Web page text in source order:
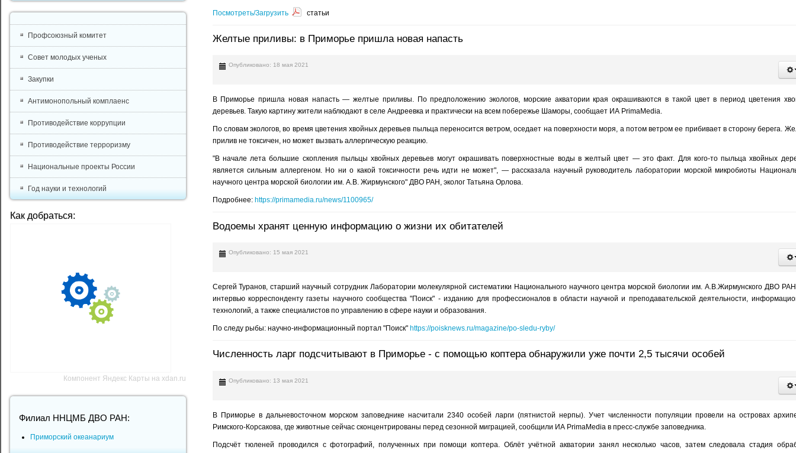
Посмотреть/Загрузить статьи
Желтые приливы: в Приморье пришла новая напасть
Опубликовано: 18 мая 2021
В Приморье пришла новая напасть — желтые приливы. По предположению экологов, морские акватории края окрашиваются в такой цвет в период цветения
деревьев. Такую картину жители наблюдают в селе Андреевка и практически на всем побережье Шаморы, сообщает ИА PrimaMedia.
По словам экологов, во время цветения хвойных деревьев пыльца переносится ветром, оседает на поверхности моря, а потом ветром ее прибивает в сторону берега.
прилив не токсичен, но может вызвать аллергическую реакцию.
"В начале лета большие скопления пыльцы хвойных деревьев могут окрашивать поверхностные воды в желтый цвет — это факт. Для кого-то пыльца хвойных
является сильным аллергеном. Но ни о какой токсичности речь идти не может", — рассказала научный руководитель лаборатории морской микробиоты
научного центра морской биологии им. А.В. Жирмунского" ДВО РАН, эколог Татьяна Орлова.
Подробнее: https://primamedia.ru/news/1100965/
Водоемы хранят ценную информацию о жизни их обитателей
Опубликовано: 15 мая 2021
Сергей Туранов, старший научный сотрудник Лаборатории молекулярной систематики Национального научного центра морской биологии им. А.В.Жирмунского ДВО
интервью корреспонденту газеты научного сообщества "Поиск" - изданию для профессионалов в области научной и преподавательской деятельности,
технологий, а также специалистов по управлению в сфере науки и образования.
По следу рыбы: научно-информационный портал "Поиск" https://poisknews.ru/magazine/po-sledu-ryby/
Численность ларг подсчитывают в Приморье - с помощью коптера обнаружили уже почти 2,5 тысячи особей
Опубликовано: 13 мая 2021
В Приморье в дальневосточном морском заповеднике насчитали 2340 особей ларги (пятнистой нерпы). Учет численности популяции провели на островах
Римского-Корсакова, где животные сейчас сконцентрированы перед сезонной миграцией, сообщили ИА PrimaMedia в пресс-службе заповедника.
Подсчёт тюленей проводился с фотографий, полученных при помощи коптера. Облёт учётной акватории занял несколько часов, затем следовала стадия
Профсоюзный комитет
Совет молодых ученых
Закупки
Антимонопольный комплаенс
Противодействие коррупции
Противодействие терроризму
Национальные проекты России
Год науки и технологий
Как добраться:
Компонент Яндекс Карты на xdan.ru
Филиал ННЦМБ ДВО РАН:
Приморский океанариум